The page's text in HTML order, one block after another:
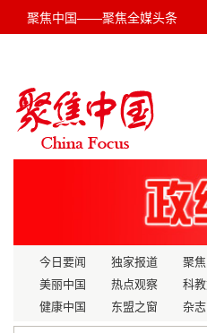
聚焦中国——聚焦全媒头条
今日要闻 独家报道
聚
美丽中国
热点观察
科
健康中国
东盟之窗 杂